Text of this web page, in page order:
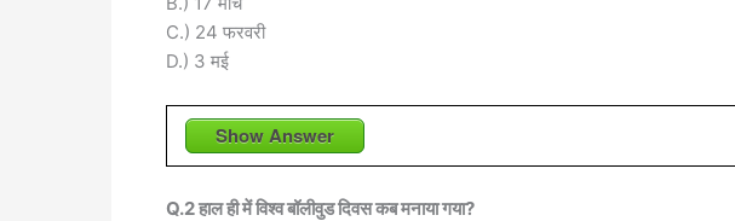
C.) 24 फरवरी
D.) 3 मई
Show Answer
Q.2 हाल ही में विश्व बॉलीवुड दिवस कब मनाया गया?